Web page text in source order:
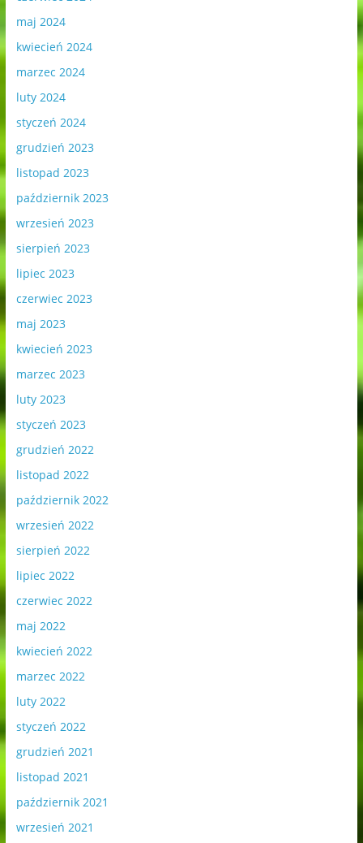
maj 2024
kwiecień 2024
marzec 2024
luty 2024
styczeń 2024
grudzień 2023
listopad 2023
październik 2023
wrzesień 2023
sierpień 2023
lipiec 2023
czerwiec 2023
maj 2023
kwiecień 2023
marzec 2023
luty 2023
styczeń 2023
grudzień 2022
listopad 2022
październik 2022
wrzesień 2022
sierpień 2022
lipiec 2022
czerwiec 2022
maj 2022
kwiecień 2022
marzec 2022
luty 2022
styczeń 2022
grudzień 2021
listopad 2021
październik 2021
wrzesień 2021